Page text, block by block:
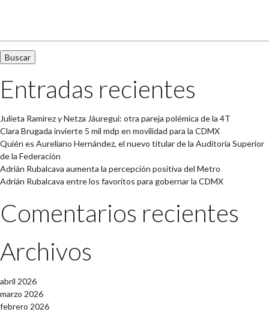
Entradas recientes
Julieta Ramírez y Netza Jáuregui: otra pareja polémica de la 4T
Clara Brugada invierte 5 mil mdp en movilidad para la CDMX
Quién es Aureliano Hernández, el nuevo titular de la Auditoría Superior
de la Federación
Adrián Rubalcava aumenta la percepción positiva del Metro
Adrián Rubalcava entre los favoritos para gobernar la CDMX
Comentarios recientes
Archivos
abril 2026
marzo 2026
febrero 2026